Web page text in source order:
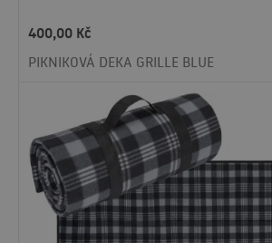
400,00 Kč
PIKNIKOVÁ DEKA GRILLE BLUE